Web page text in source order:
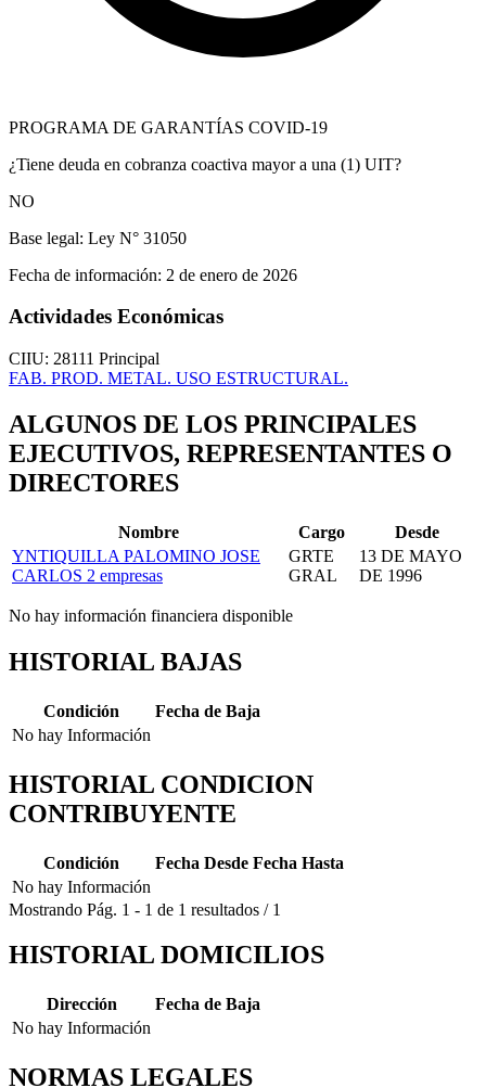
PROGRAMA DE GARANTÍAS COVID-19
¿Tiene deuda en cobranza coactiva mayor a una (1) UIT?
NO
Base legal: Ley N° 31050
Fecha de información: 2 de enero de 2026
Actividades Económicas
CIIU: 28111 Principal
FAB. PROD. METAL. USO ESTRUCTURAL.
ALGUNOS DE LOS PRINCIPALES
EJECUTIVOS, REPRESENTANTES O
DIRECTORES
Nombre Cargo
Desde
YNTIQUILLA PALOMINO JOSE
CARLOS 2 empresas
GRTE
GRAL
13 DE MAYO
DE 1996
No hay información financiera disponible
HISTORIAL BAJAS
Condición
Fecha de Baja
No hay Información
HISTORIAL CONDICION
CONTRIBUYENTE
Condición Fecha Desde Fecha Hasta
No hay Información
Mostrando Pág. 1 - 1 de 1 resultados / 1
HISTORIAL DOMICILIOS
Dirección
Fecha de Baja
No hay Información
NORMAS LEGALES